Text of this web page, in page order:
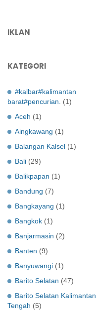
IKLAN
KATEGORI
#kalbar#kalimantan
barat#pencurian.
(1)
Aceh (1)
Aingkawang (1)
Balangan Kalsel (1)
Bali (29)
Balikpapan (1)
Bandung (7)
Bangkayang (1)
Bangkok (1)
Banjarmasin (2)
Banten (9)
Banyuwangi (1)
Barito Selatan (47)
Barito Selatan Kalimantan
Tengah (5)